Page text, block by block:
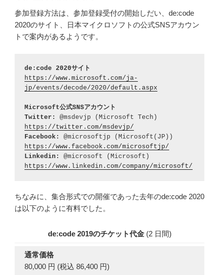
参加登録方法は、参加登録受付の開始しだい、de:code
2020のサイト、日本マイクロソフトの公式SNSアカウン
トで案内があるようです。
de:code 2020サイト
https://www.microsoft.com/ja-
jp/events/decode/2020/default.aspx
Microsoft公式SNSアカウント
Twitter:
https://twitter.com/msdevjp/
Facebook:
https://www.facebook.com/microsoftjp/
Linkedin:
https://www.linkedin.com/company/microsoft/
ちなみに、集合形式での開催であった去年のde:code 2020
は以下のように有料でした。
de:code 2019のチケット代金 (2 日間)
通常価格
80,000 円 (税込 86,400 円)